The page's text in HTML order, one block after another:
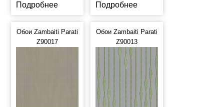
Подробнее
Подробнее
Обои Zambaiti Parati
Z90017
Обои Zambaiti Parati
Z90013